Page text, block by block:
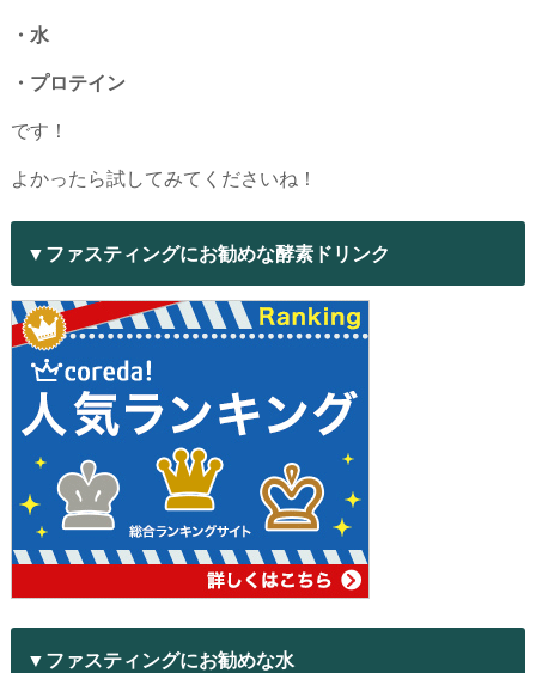
・水
・プロテイン
です！
よかったら試してみてくださいね！
▼ファスティングにお勧めな酵素ドリンク
▼ファスティングにお勧めな水